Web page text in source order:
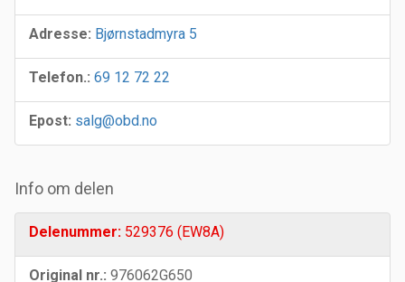
Adresse: Bjørnstadmyra 5
Telefon.: 69 12 72 22
Epost: salg@obd.no
Info om delen
Delenummer: 529376 (EW8A)
Original nr.: 976062G650